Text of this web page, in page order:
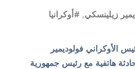
زيلينسكي, #أوكرانيا
الأوكراني فولوديمير
أبريل محادثة هاتفية مع رئيس جمهورية